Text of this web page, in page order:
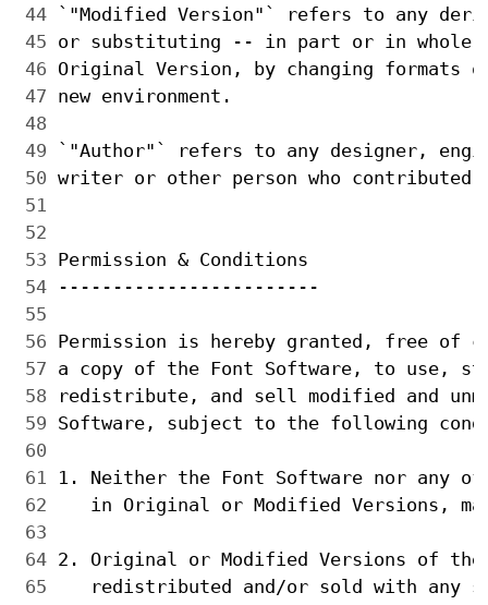
44
45
46
47
48
49
50
51
52
53
54
55
56
57
58
59
60
61
62
63
64
65